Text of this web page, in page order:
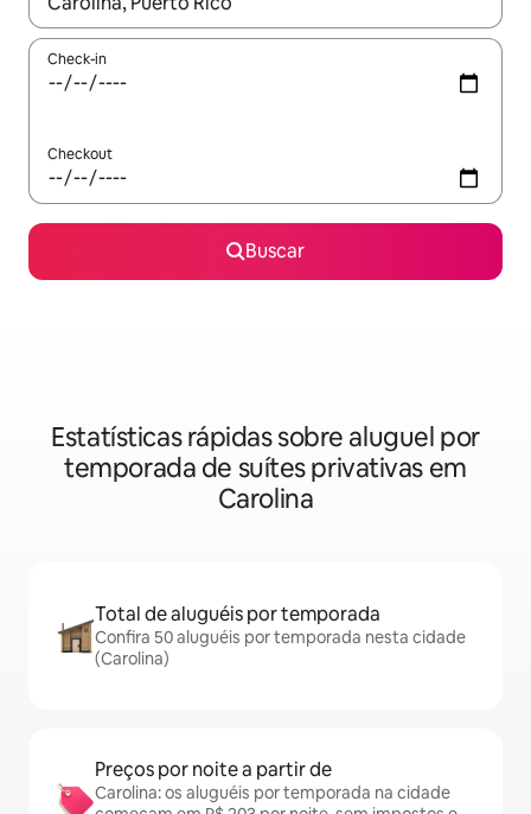
Check-in
Checkout
Buscar
Estatísticas rápidas sobre aluguel por
temporada de suítes privativas em
Carolina
Total de aluguéis por temporada
Confira 50 aluguéis por temporada nesta cidade
(Carolina)
Preços por noite a partir de
Carolina: os aluguéis por temporada na cidade